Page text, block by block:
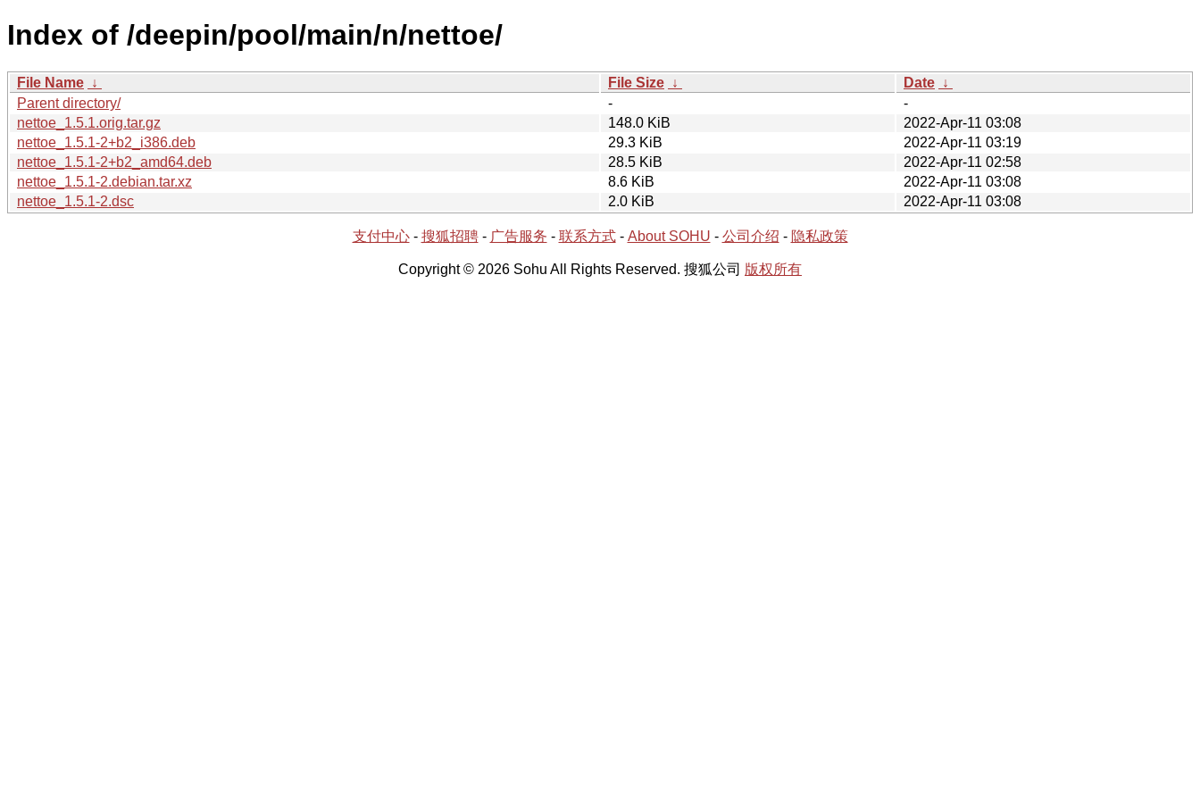
Index of /deepin/pool/main/n/nettoe/
File Name ↓ File Size ↓ Date ↓
Parent directory/
-
-
nettoe_1.5.1.orig.tar.gz
148.0 KiB
2022-Apr-11 03:08
nettoe_1.5.1-2+b2_i386.deb
29.3 KiB
2022-Apr-11 03:19
nettoe_1.5.1-2+b2_amd64.deb
28.5 KiB
2022-Apr-11 02:58
nettoe_1.5.1-2.debian.tar.xz
8.6 KiB
2022-Apr-11 03:08
nettoe_1.5.1-2.dsc
2.0 KiB 2022-Apr-11 03:08
支付中心- 搜狐招聘- 广告服务 - 联系方式- About SOHU - 公司介绍 - 隐私政策
Copyright © 2026 Sohu All Rights Reserved. 搜狐公司 版权所有